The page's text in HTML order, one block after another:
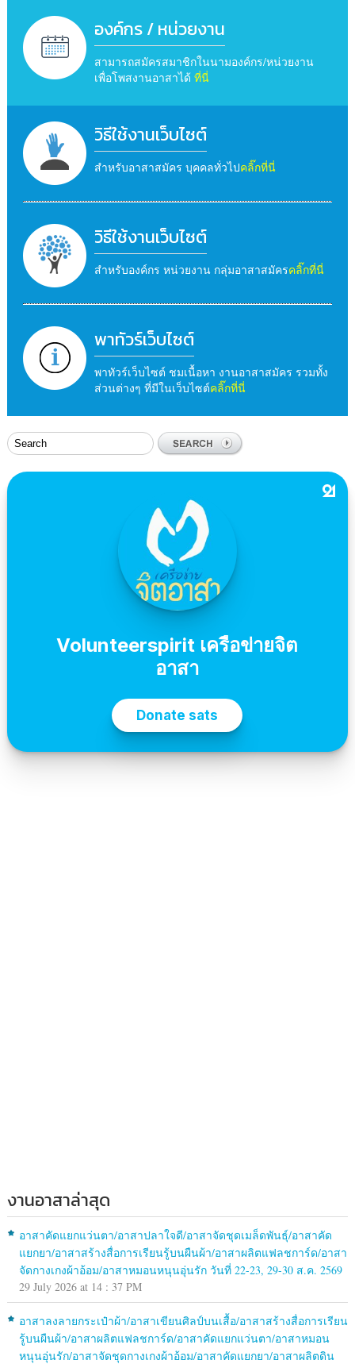
องค์กร / หน่วยงาน
สามารถสมัครสมาชิกในนามองค์กร/หน่วยงาน
เพื่อโพสงานอาสาได้ ที่นี่
วิธีใช้งานเว็บไซต์
สำหรับอาสาสมัคร บุคคลทั่วไปคลิ๊กที่นี่
วิธีใช้งานเว็บไซต์
สำหรับองค์กร หน่วยงาน กลุ่มอาสาสมัครคลิ๊กที่นี่
พาทัวร์เว็บไซต์
พาทัวร์เว็บไซต์ ชมเนื้อหา งานอาสาสมัคร รวมทั้ง
ส่วนต่างๆ ที่มีในเว็บไซต์คลิ๊กที่นี่
งานอาสาล่าสุด
อาสาคัดแยกแว่นตา/อาสาปลาใจดี/อาสาจัดชุดเมล็ดพันธุ์/อาสาคัด
แยกยา/อาสาสร้างสื่อการเรียนรู้บนผืนผ้า/อาสาผลิตแฟลชการ์ด/อาสา
จัดกางเกงผ้าอ้อม/อาสาหมอนหนุนอุ่นรัก วันที่ 22-23, 29-30 ส.ค. 2569
29 July 2026 at 14 : 37 PM
อาสาลงลายกระเป๋าผ้า/อาสาเขียนศิลป์บนเสื้อ/อาสาสร้างสื่อการเรียน
รู้บนผืนผ้า/อาสาผลิตแฟลชการ์ด/อาสาคัดแยกแว่นตา/อาสาหมอน
หนุนอุ่นรัก/อาสาจัดชุดกางเกงผ้าอ้อม/อาสาคัดแยกยา/อาสาผลิตดิน